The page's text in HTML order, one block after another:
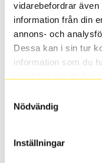
vidarebefordrar
information från din
annons- och
Dessa kan i sin tur
information som du
Nödvändig
Inställningar
Passar detta
Ange
valt passar din
sättas på dina
Ibland kan fälgen
inte vara samma